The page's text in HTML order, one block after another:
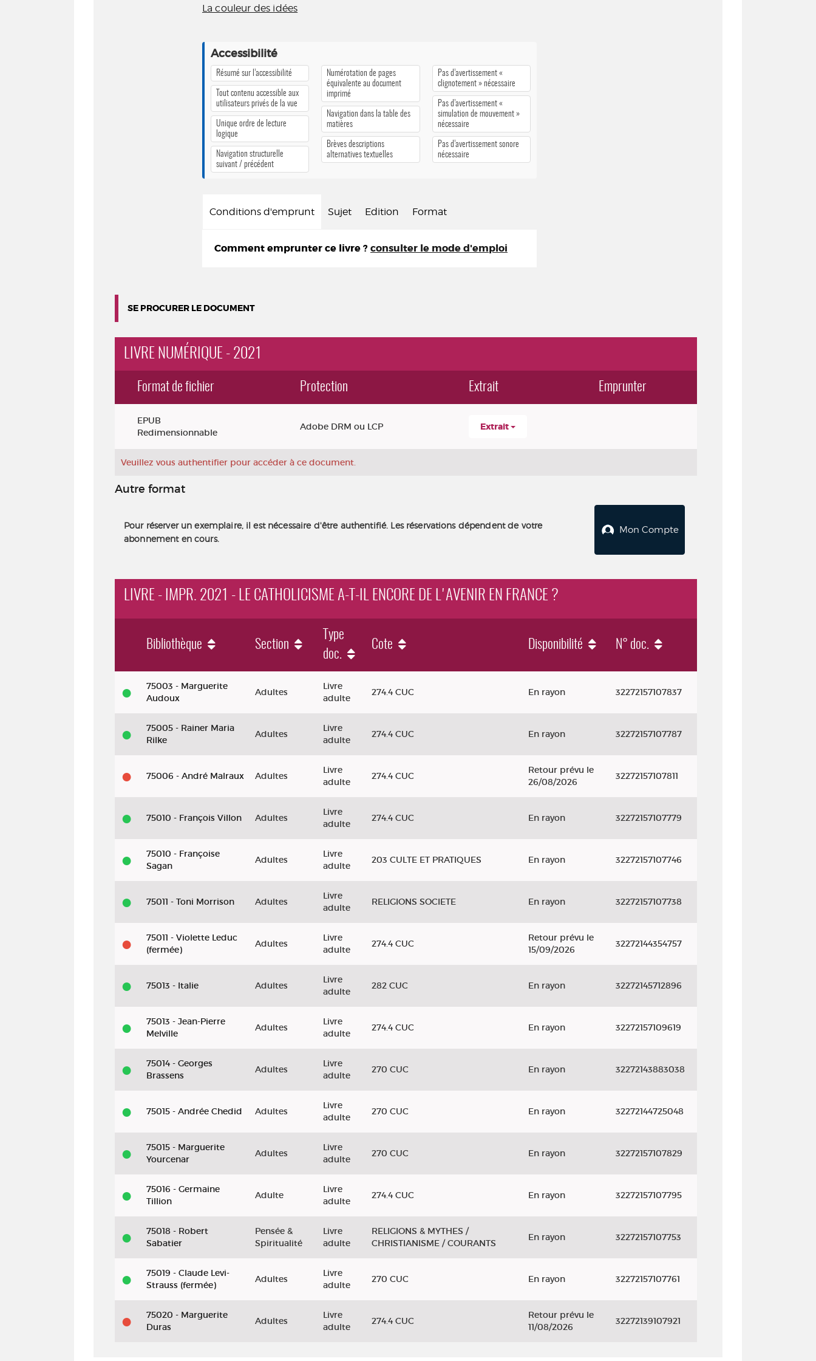
La couleur des idées
Accessibilité
Résumé sur l’accessibilité
Tout contenu accessible aux
utilisateurs privés de la vue
Unique ordre de lecture
logique
Navigation structurelle
suivant / précédent
Numérotation de pages
équivalente au document
imprimé
Navigation dans la table des
matières
Brèves descriptions
alternatives textuelles
Pas d’avertissement «
clignotement » nécessaire
Pas d’avertissement «
simulation de mouvement »
nécessaire
Pas d’avertissement sonore
nécessaire
Conditions d'emprunt Sujet Edition Format
Comment emprunter ce livre ? consulter le mode d'emploi
SE PROCURER LE DOCUMENT
LIVRE NUMÉRIQUE - 2021
Format de fichier Protection Extrait Emprunter
EPUB
Redimensionnable
Adobe DRM ou LCP Extrait
Veuillez vous authentifier pour accéder à ce document.
Autre format
Pour réserver un exemplaire, il est nécessaire d'être authentifié. Les réservations dépendent de votre
abonnement en cours.
Mon Compte
LIVRE - IMPR. 2021 - LE CATHOLICISME A-T-IL ENCORE DE L'AVENIR EN FRANCE ?
Livre - impr. 2021 - Le catholicisme a-t-il encore de l'avenir en France ?
Bibliothèque Section
Type
doc.
Cote Disponibilité N° doc.
75003 - Marguerite
Audoux
Adultes
Livre
adulte
274.4 CUC En rayon 32272157107837
75005 - Rainer Maria
Rilke
Adultes
Livre
adulte
274.4 CUC En rayon 32272157107787
75006 - André Malraux Adultes
Livre
adulte
274.4 CUC
Retour prévu le
26/08/2026
32272157107811
75010 - François Villon Adultes
Livre
adulte
274.4 CUC En rayon 32272157107779
75010 - Françoise
Sagan
Adultes
Livre
adulte
203 CULTE ET PRATIQUES En rayon 32272157107746
75011 - Toni Morrison Adultes
Livre
adulte
RELIGIONS SOCIETE En rayon 32272157107738
75011 - Violette Leduc
(fermée)
Adultes
Livre
adulte
274.4 CUC
Retour prévu le
15/09/2026
32272144354757
75013 - Italie Adultes
Livre
adulte
282 CUC En rayon 32272145712896
75013 - Jean-Pierre
Melville
Adultes
Livre
adulte
274.4 CUC En rayon 32272157109619
75014 - Georges
Brassens
Adultes
Livre
adulte
270 CUC En rayon 32272143883038
75015 - Andrée Chedid Adultes
Livre
adulte
270 CUC En rayon 32272144725048
75015 - Marguerite
Yourcenar
Adultes
Livre
adulte
270 CUC En rayon 32272157107829
75016 - Germaine
Tillion
Adulte
Livre
adulte
274.4 CUC En rayon 32272157107795
75018 - Robert
Sabatier
Pensée &
Spiritualité
Livre
adulte
RELIGIONS & MYTHES /
CHRISTIANISME / COURANTS
En rayon 32272157107753
75019 - Claude Levi-
Strauss (fermée)
Adultes
Livre
adulte
270 CUC En rayon 32272157107761
75020 - Marguerite
Duras
Adultes
Livre
adulte
274.4 CUC
Retour prévu le
11/08/2026
32272139107921